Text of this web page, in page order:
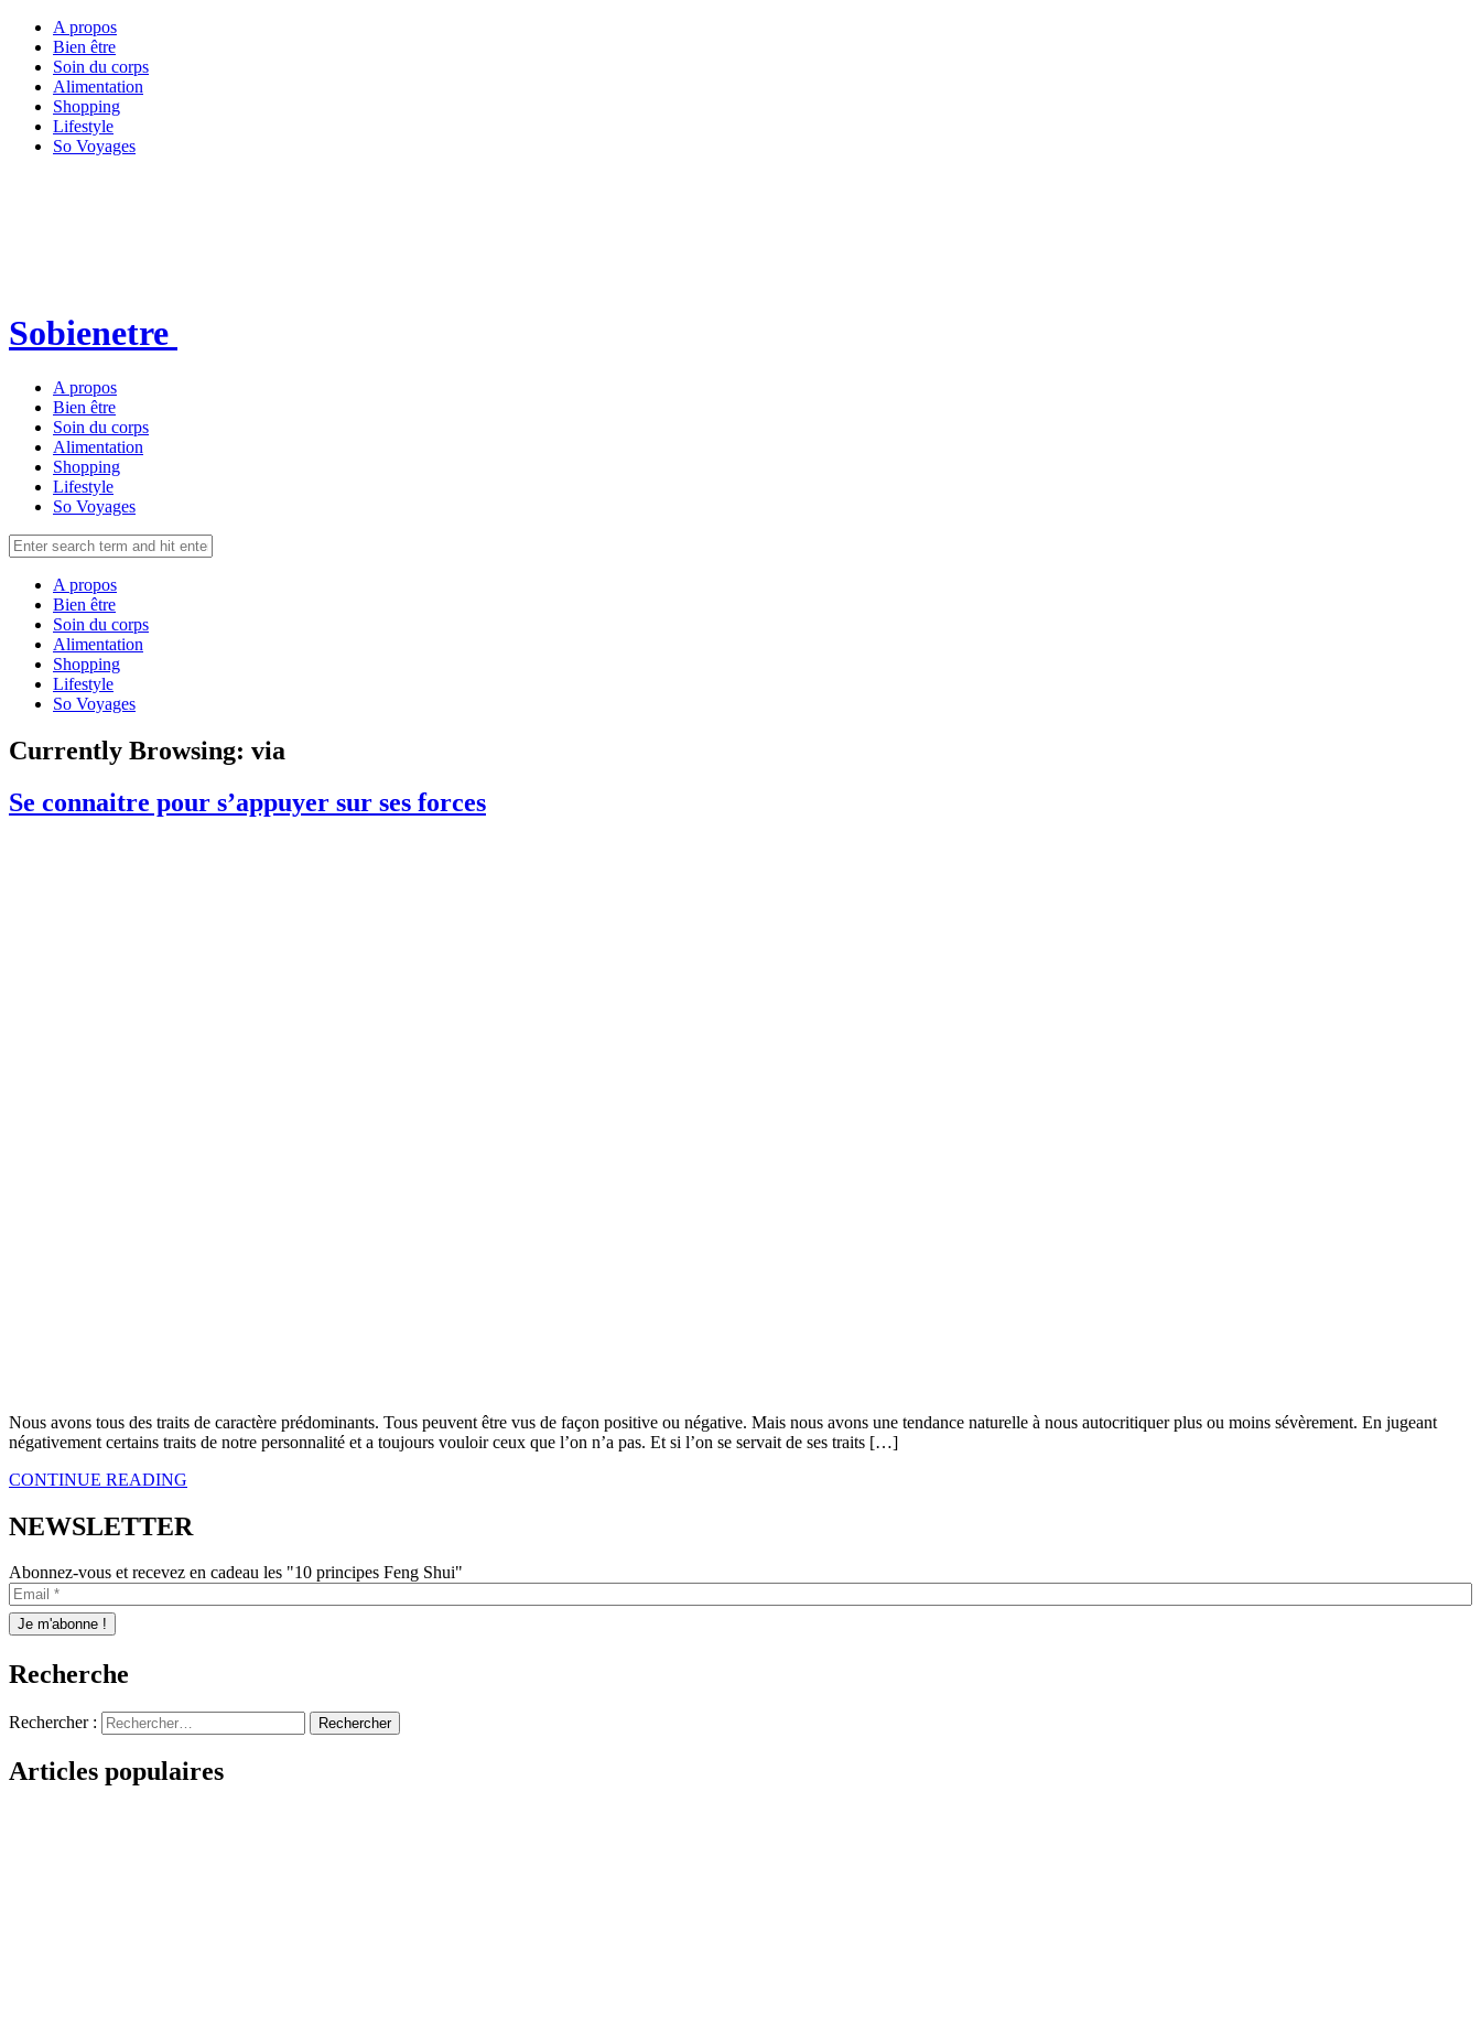
A propos
Bien être
Soin du corps
Alimentation
Shopping
Lifestyle
So Voyages
Sobienetre
A propos
Bien être
Soin du corps
Alimentation
Shopping
Lifestyle
So Voyages
A propos
Bien être
Soin du corps
Alimentation
Shopping
Lifestyle
So Voyages
Currently Browsing: via
Se connaitre pour s’appuyer sur ses forces
Nous avons tous des traits de caractère prédominants. Tous peuvent être vus de façon positive ou négative. Mais nous avons une tendance naturelle à nous autocritiquer plus ou moins sévèrement. En jugeant
négativement certains traits de notre personnalité et a toujours vouloir ceux que l’on n’a pas. Et si l’on se servait de ses traits […]
CONTINUE READING
NEWSLETTER
Abonnez-vous et recevez en cadeau les "10 principes Feng Shui"
Recherche
Rechercher :
Articles populaires